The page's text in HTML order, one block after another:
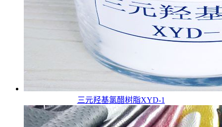
三元羟基氯醋树脂XYD-1